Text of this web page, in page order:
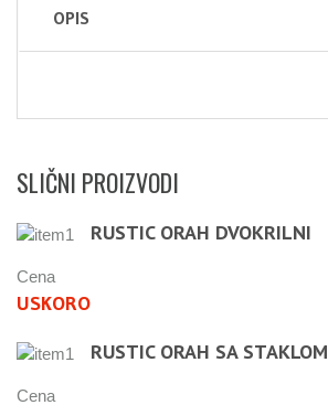
OPIS
SLIČNI PROIZVODI
RUSTIC ORAH DVOKRILNI
Cena
USKORO
RUSTIC ORAH SA STAKLOM
Cena